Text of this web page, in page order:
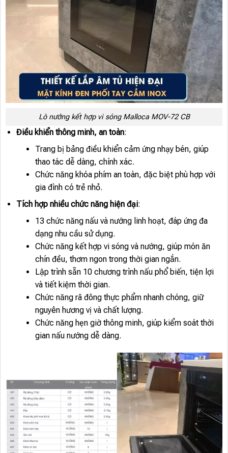
Lò nướng kết hợp vi sóng Malloca MOV-72 CB
Điều khiển thông minh, an toàn:
Trang bị bảng điều khiển cảm ứng nhạy bén, giúp
thao tác dễ dàng, chính xác.
Chức năng khóa phím an toàn, đặc biệt phù hợp với
gia đình có trẻ nhỏ.
Tích hợp nhiều chức năng hiện đại:
13 chức năng nấu và nướng linh hoạt, đáp ứng đa
dạng nhu cầu sử dụng.
Chức năng kết hợp vi sóng và nướng, giúp món ăn
chín đều, thơm ngon trong thời gian ngắn.
Lập trình sẵn 10 chương trình nấu phổ biến, tiện lợi
và tiết kiệm thời gian.
Chức năng rã đông thực phẩm nhanh chóng, giữ
nguyên hương vị và chất lượng.
Chức năng hẹn giờ thông minh, giúp kiểm soát thời
gian nấu nướng dễ dàng.